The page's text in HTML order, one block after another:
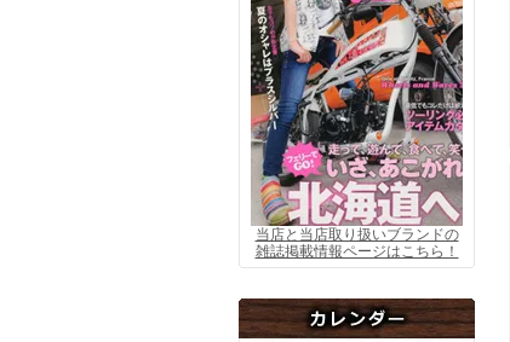
当店と当店取り扱いブランドの
雑誌掲載情報ページはこちら！